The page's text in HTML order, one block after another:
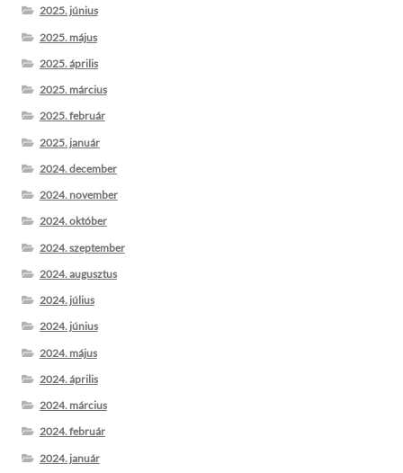
2025. június
2025. május
2025. április
2025. március
2025. február
2025. január
2024. december
2024. november
2024. október
2024. szeptember
2024. augusztus
2024. július
2024. június
2024. május
2024. április
2024. március
2024. február
2024. január